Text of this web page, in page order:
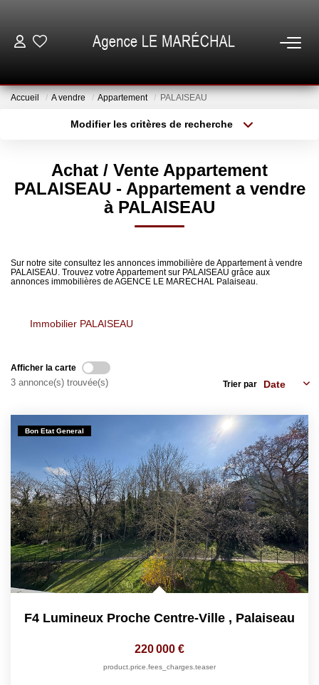
ESTIMATION
ESPACE CLIENT
CONTACT
Accueil A vendre Appartement PALAISEAU
Modifier les critères de recherche
Sélectionnez...
Type de bien
Surface min
Achat / Vente Appartement
PALAISEAU - Appartement a vendre
à PALAISEAU
Sur notre site consultez les annonces immobilière de Appartement à vendre
PALAISEAU. Trouvez votre Appartement sur PALAISEAU grâce aux
annonces immobilières de AGENCE LE MARECHAL Palaiseau.
Immobilier PALAISEAU
Afficher la carte
3 annonce(s) trouvée(s) Trier par
Bon Etat General
F4 Lumineux Proche Centre-Ville , Palaiseau
220 000 €
product.price.fees_charges.teaser